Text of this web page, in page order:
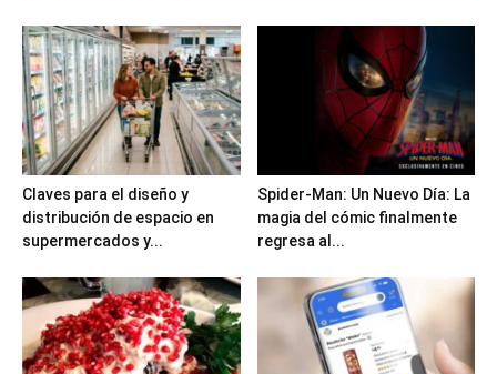
Claves para el diseño y
distribución de espacio en
supermercados y...
Spider-Man: Un Nuevo Día: La
magia del cómic finalmente
regresa al...